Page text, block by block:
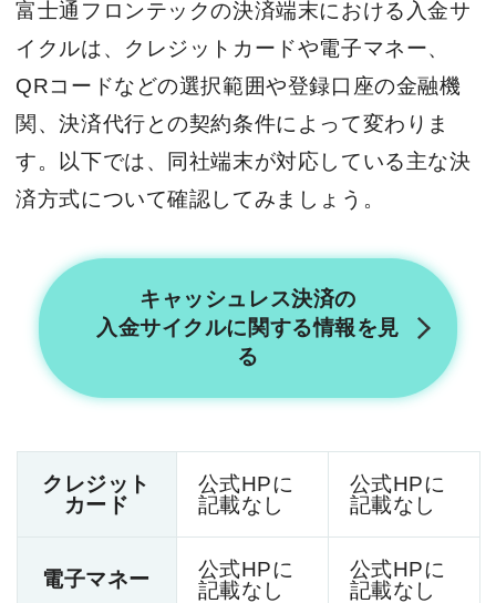
富士通フロンテックの決済端末における入金サ
イクルは、クレジットカードや電子マネー、
QRコードなどの選択範囲や登録口座の金融機
関、決済代行との契約条件によって変わりま
す。以下では、同社端末が対応している主な決
済方式について確認してみましょう。
キャッシュレス決済の
入金サイクルに関する情報を見
る
クレジット
カード
公式HPに
記載なし
公式HPに
記載なし
電子マネー
公式HPに
記載なし
公式HPに
記載なし